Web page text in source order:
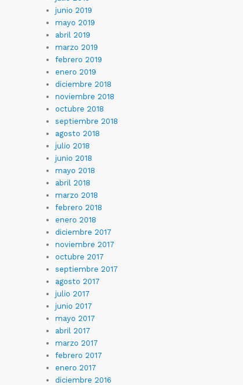
junio 2019
mayo 2019
abril 2019
marzo 2019
febrero 2019
enero 2019
diciembre 2018
noviembre 2018
octubre 2018
septiembre 2018
agosto 2018
julio 2018
junio 2018
mayo 2018
abril 2018
marzo 2018
febrero 2018
enero 2018
diciembre 2017
noviembre 2017
octubre 2017
septiembre 2017
agosto 2017
julio 2017
junio 2017
mayo 2017
abril 2017
marzo 2017
febrero 2017
enero 2017
diciembre 2016